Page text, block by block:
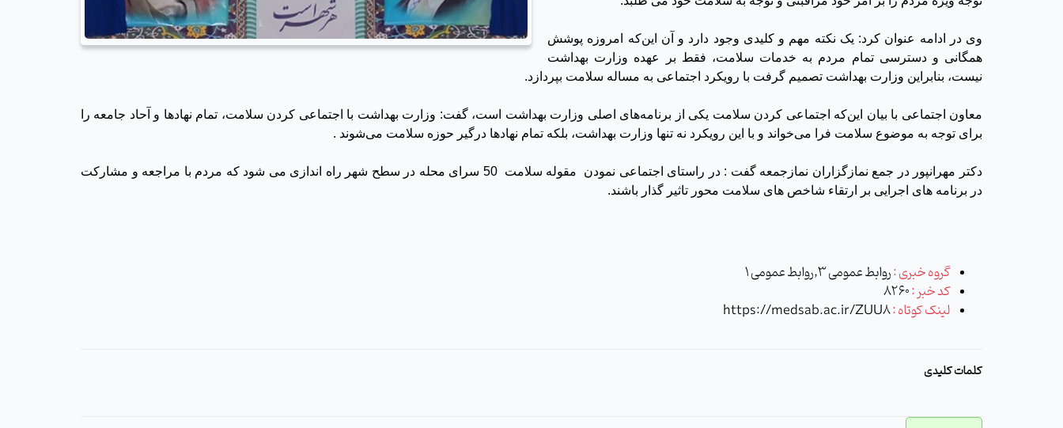
وی در ادامه عنوان کرد: یک نکته مهم و کلیدی وجود دارد و آن این‌که امروزه پوشش
همگانی و دسترسی تمام مردم به خدمات سلامت، فقط بر عهده وزارت بهداشت
نیست، بنابراین وزارت بهداشت تصمیم گرفت با رویکرد اجتماعی به مساله سلامت بپردازد.
معاون اجتماعی با بیان این‌که اجتماعی کردن سلامت یکی از برنامه‌‌های اصلی وزارت بهداشت است، گفت: وزارت بهداشت با اجتماعی کردن سلامت، تمام نهادها و آحاد جامعه را
برای توجه به موضوع سلامت فرا می‌خواند و با این رویکرد نه تنها وزارت بهداشت، بلکه تمام نهادها درگیر حوزه سلامت می‌شوند .
دکتر مهرانپور در جمع نمازگزاران نمازجمعه گفت : در راستای اجتماعی نمودن مقوله سلامت 50 سرای محله در سطح شهر راه اندازی می شود که مردم با مراجعه و مشارکت
در برنامه های اجرایی بر ارتقاء شاخص های سلامت محور تاثیر گذار باشند.
گروه خبری :روابط عمومی 3,روابط عمومی 1
کد خبر :8260
لینک کوتاه : https://medsab.ac.ir/ZUU8
کلمات کلیدی